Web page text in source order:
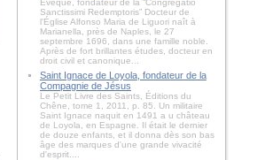
Évêque, fondateur de la “Congregatio
Sanctissimi Redemptoris” Docteur de
l'Église Alfonso Maria de Liguori naît à
Marianella, près de Naples, le 27
septembre 1696, dans une famille noble.
Après de fort brillantes études, docteur en
droit civil et canonique...
Saint Ignace de Loyola, fondateur de la
Compagnie de Jésus
Le Petit Livre des Saints, Éditions du
Chêne, tome 1, 2011, p. 85. Un militaire
Saint Ignace naquit en 1491 a u château
de Loyola, en Espagne. Il était le dernier
de douze enfants, et il donna dès son bas
âge des marques d'une grande vivacité
d'esprit....